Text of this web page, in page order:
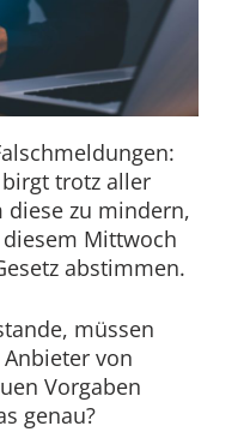
trotz aller
diese zu mindern,
Mittwoch
abstimmen.
müssen
von
Vorgaben
genau?